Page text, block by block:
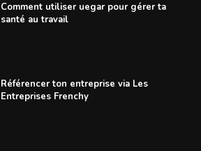
Comment utiliser uegar pour gérer ta
santé au travail
Référencer ton entreprise via Les
Entreprises Frenchy